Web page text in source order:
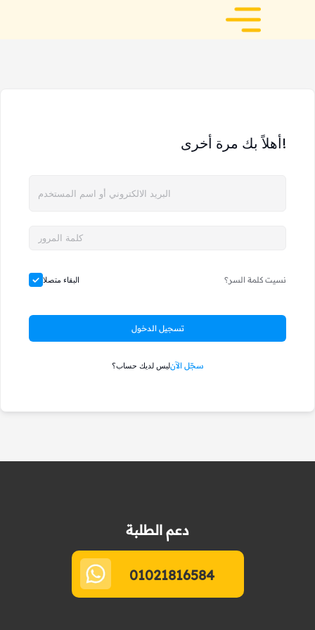
أهلاً بك مرة أخرى!
البقاء متصلا نسيت كلمة السر؟
تسجيل الدخول
ليس لديك حساب؟سجّل الآن
دعم الطلبة
01021816584